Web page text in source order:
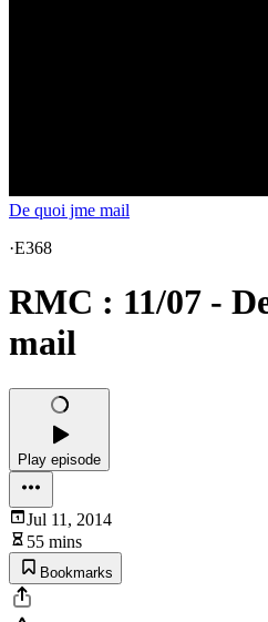
De quoi jme mail
·E368
RMC : 11/07 -
mail
Play episode
Jul 11, 2014
55 mins
Bookmarks